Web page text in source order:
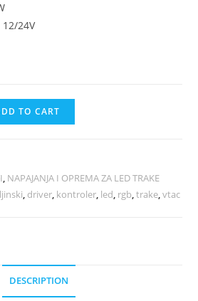
12/24V
TO CART
, NAPAJANJA I OPREMA ZA LED TRAKE
, driver, kontroler, led, rgb,trake,vtac
DESCRIPTION